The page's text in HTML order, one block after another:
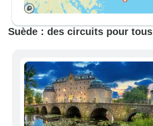
Suède : des circuits pour tous